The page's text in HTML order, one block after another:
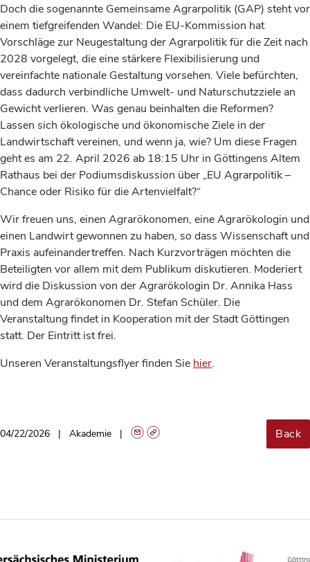
Doch die sogenannte Gemeinsame Agrarpolitik (GAP) steht vor
einem tiefgreifenden Wandel: Die EU-Kommission hat
Vorschläge zur Neugestaltung der Agrarpolitik für die Zeit nach
2028 vorgelegt, die eine stärkere Flexibilisierung und
vereinfachte nationale Gestaltung vorsehen. Viele befürchten,
dass dadurch verbindliche Umwelt- und Naturschutzziele an
Gewicht verlieren. Was genau beinhalten die Reformen?
Lassen sich ökologische und ökonomische Ziele in der
Landwirtschaft vereinen, und wenn ja, wie? Um diese Fragen
geht es am 22. April 2026 ab 18:15 Uhr in Göttingens Altem
Rathaus bei der Podiumsdiskussion über „EU Agrarpolitik –
Chance oder Risiko für die Artenvielfalt?“
Wir freuen uns, einen Agrarökonomen, eine Agrarökologin und
einen Landwirt gewonnen zu haben, so dass Wissenschaft und
Praxis aufeinandertreffen. Nach Kurzvorträgen möchten die
Beteiligten vor allem mit dem Publikum diskutieren. Moderiert
wird die Diskussion von der Agrarökologin Dr. Annika Hass
und dem Agrarökonomen Dr. Stefan Schüler. Die
Veranstaltung findet in Kooperation mit der Stadt Göttingen
statt. Der Eintritt ist frei.
Unseren Veranstaltungsflyer finden Sie hier.
04/22/2026 Akademie Back